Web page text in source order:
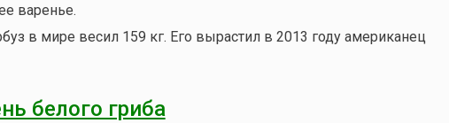
варенье.
в мире весил 159 кг. Его вырастил в 2013 году американец
белого гриба